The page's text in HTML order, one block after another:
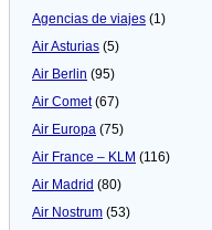
Agencias de viajes (1)
Air Asturias (5)
Air Berlin (95)
Air Comet(67)
Air Europa (75)
Air France – KLM (116)
Air Madrid (80)
Air Nostrum (53)